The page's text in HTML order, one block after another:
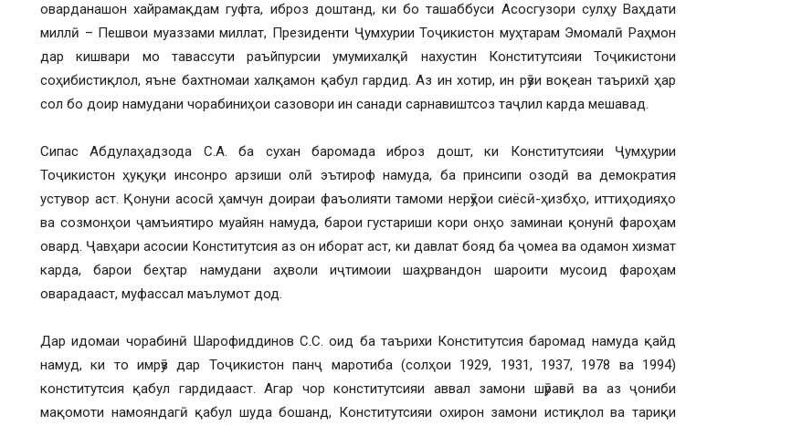
оварданашон хайрамақдам гуфта, иброз доштанд, ки бо ташаббуси Асосгузори сулҳу Ваҳдати
миллӣ – Пешвои муаззами миллат, Президенти Ҷумхурии Тоҷикистон муҳтарам Эмомалӣ Раҳмон
дар кишвари мо тавассути раъйпурсии умумихалқӣ нахустин Конститутсияи Тоҷикистони
соҳибистиқлол, яъне бахтномаи халқамон қабул гардид. Аз ин хотир, ин рӯзи воқеан таърихӣ ҳар
сол бо доир намудани чорабиниҳои сазовори ин санади сарнавиштсоз таҷлил карда мешавад.
Сипас Абдулаҳадзода С.А. ба сухан баромада иброз дошт, ки Конститутсияи Ҷумҳурии
Тоҷикистон ҳуқуқи инсонро арзиши олӣ эътироф намуда, ба принсипи озодӣ ва демократия
устувор аст. Қонуни асосӣ ҳамчун доираи фаъолияти тамоми нерӯҳои сиёсӣ-ҳизбҳо, иттиҳодияҳо
ва созмонҳои ҷамъиятиро муайян намуда, барои густариши кори онҳо заминаи қонунӣ фароҳам
овард. Ҷавҳари асосии Конститутсия аз он иборат аст, ки давлат бояд ба ҷомеа ва одамон хизмат
карда, барои беҳтар намудани аҳволи иҷтимоии шаҳрвандон шароити мусоид фароҳам
оварадааст, муфассал маълумот дод.
Дар идомаи чорабинӣ Шарофиддинов С.С. оид ба таърихи Конститутсия баромад намуда қайд
намуд, ки то имрӯз дар Тоҷикистон панҷ маротиба (солҳои 1929, 1931, 1937, 1978 ва 1994)
конститутсия қабул гардидааст. Агар чор конститутсияи аввал замони шӯравӣ ва аз ҷониби
мақомоти намояндагӣ қабул шуда бошанд, Конститутсияи охирон замони истиқлол ва тариқи